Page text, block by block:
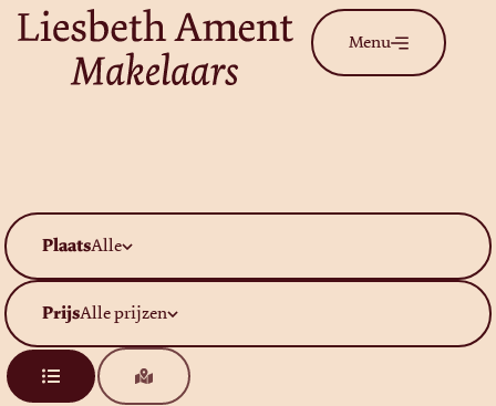
Menu
PlaatsAlle
PrijsAlle prijzen